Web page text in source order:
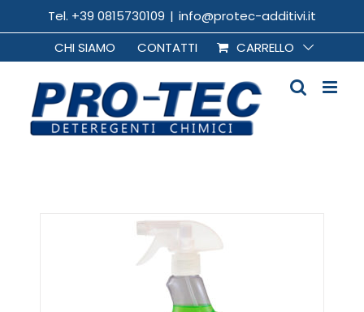
al
contenuto
Tel. +39 0815730109 | info@protec-additivi.it
CHI SIAMO
CONTATTI CARRELLO